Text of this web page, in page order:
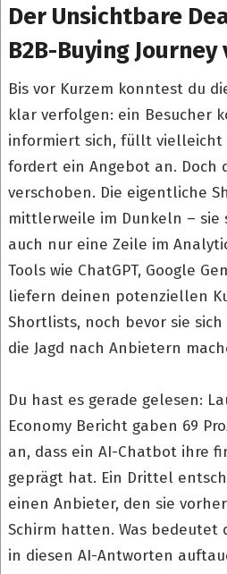
Der Unsichtbare
B2B-Buying
Bis vor Kurzem konntest du
klar verfolgen: ein Besucher
informiert sich, füllt vielleicht
fordert ein Angebot an. Doch
verschoben. Die eigentliche
mittlerweile im Dunkeln – sie
auch nur eine Zeile im
Tools wie ChatGPT, Google
liefern deinen potenziellen
Shortlists, noch bevor sie
die Jagd nach Anbietern
Du hast es gerade gelesen:
Economy Bericht gaben 69
an, dass ein AI-Chatbot ihre
geprägt hat. Ein Drittel
einen Anbieter, den sie
Schirm hatten. Was bedeutet
in diesen AI-Antworten